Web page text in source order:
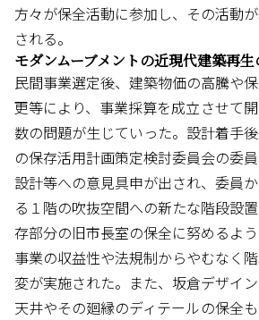
方々が保全活動に参加し、その活動
される。
モダンムーブメントの近現代建築再
民間事業選定後、建築物価の高騰や
更等により、事業採算を成立させて
数の問題が生じていった。設計着手
の保存活用計画策定検討委員会の委
設計等への意見具申が出され、委員
る１階の吹抜空間への新たな階段設
存部分の旧市長室の保全に努めるよう
事業の収益性や法規制からやむなく
変が実施された。また、坂倉デザイ
天井やその廻縁のディテールの保全